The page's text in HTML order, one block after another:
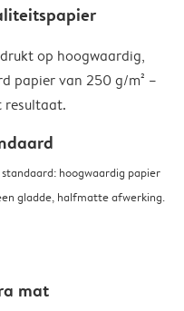
op hoogwaardig,
papier van 250 g/m² –
resultaat.
hoogwaardig papier
gladde, halfmatte afwerking.
mat